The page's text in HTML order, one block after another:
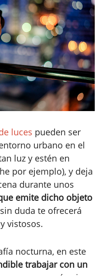
luces pueden ser
urbano en el
luz y estén en
por ejemplo), y deja
durante unos
emite dicho objeto
duda te ofrecerá
vistosos.
nocturna, en este
trabajar con un